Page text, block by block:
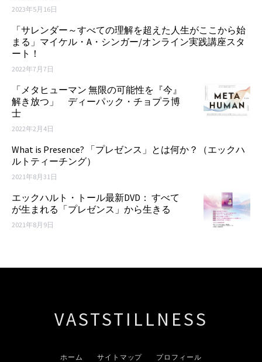
2023年5月16日
「サレンダー～すべての理解を超えた人生がここから始
まる」マイケル・A・シンガー/オンライン実践講座スタ
ート！
2022年7月7日
「メタヒューマン 無限の可能性を『今』
解き放つ」 ディーパック・チョプラ博
士
2022年2月4日
What is Presence? 「プレゼンス」とは何か？（エックハ
ルトティーチング）
2021年8月31日
エックハルト・トール最新DVD： すべて
が生まれる「プレゼンス」から生きる
2021年8月9日
VASTSTILLNESS
ホーム サイトマップ プロフィール